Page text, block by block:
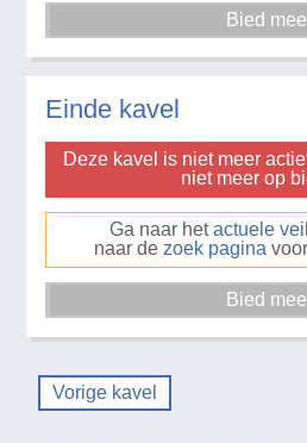
Einde kavel
Deze kavel is niet meer
niet meer op
Ga naar hetactuele
naar de zoek pagina
Vorige kavel